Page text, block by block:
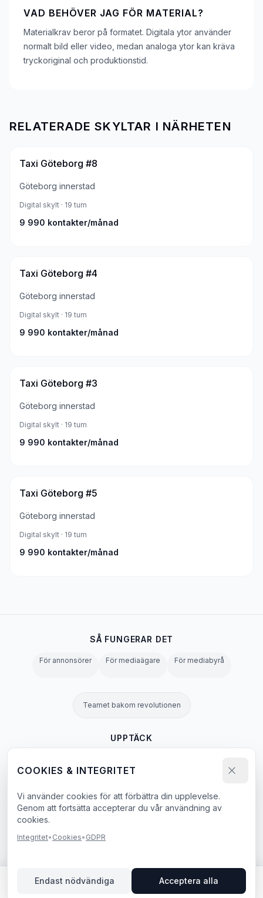
Lägg i bokningslista
VAD BEHÖVER JAG FÖR MATERIAL?
Materialkrav beror på formatet. Digitala ytor använder
normalt bild eller video, medan analoga ytor kan kräva
tryckoriginal och produktionstid.
RELATERADE SKYLTAR I NÄRHETEN
Taxi Göteborg #8
Göteborg innerstad
Digital skylt · 19 tum
9 990 kontakter/månad
Taxi Göteborg #4
Göteborg innerstad
Digital skylt · 19 tum
9 990 kontakter/månad
Taxi Göteborg #3
Göteborg innerstad
Digital skylt · 19 tum
9 990 kontakter/månad
Taxi Göteborg #5
Göteborg innerstad
Digital skylt · 19 tum
9 990 kontakter/månad
SÅ FUNGERAR DET
För annonsörer För mediaägare För mediabyrå
Teamet bakom revolutionen
UPPTÄCK
IntegritetspolicyAnvändarvillkor Cookies GDPR Agent & LLM Policy
COOKIES & INTEGRITET
Vi använder cookies för att förbättra din upplevelse.
Genom att fortsätta accepterar du vår användning av
cookies.
Integritet• Cookies• GDPR
Endast nödvändiga Acceptera alla